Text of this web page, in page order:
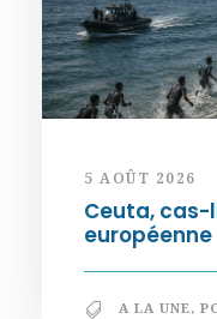
5 AOÛT 2026
Ceuta,
européenne
A LA UNE,